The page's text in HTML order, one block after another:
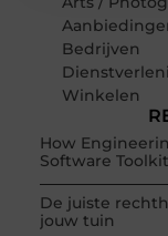
Bedrijven
Winkelen
How
Software
De juiste
jouw tuin